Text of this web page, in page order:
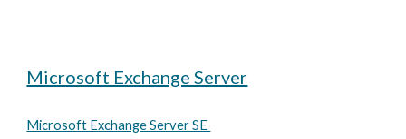
Microsoft Exchange Server
Microsoft Exchange Server SE